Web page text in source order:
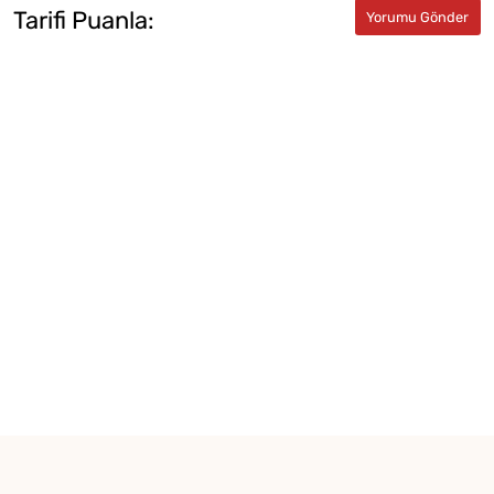
Tarifi Puanla: